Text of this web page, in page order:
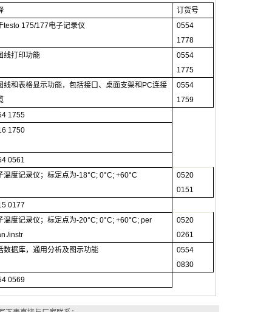
订货号
testo 175/177电子记录仪
0554
1778
线打印功能
0554
1775
线和表格显示功能，包括接口、桌面支架和 PC连接
0554
1759
1755
1750
0561
温度记录仪；标定点为-18°C; 0°C; +60°C
0520
0151
0177
温度记录仪；标定点为-20°C; 0°C; +60°C; per
instr
0520
0261
数据库，通用分析及图示功能
0554
0830
0569